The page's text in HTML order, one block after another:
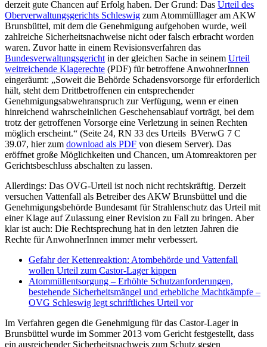
derzeit gute Chancen auf Erfolg haben. Der Grund: Das Urteil des
Oberverwaltungsgerichts Schleswig zum Atommülllager am AKW
Brunsbüttel, mit dem die Genehmigung aufgehoben wurde, weil
zahlreiche Sicherheitsnachweise nicht oder falsch erbracht worden
waren. Zuvor hatte in einem Revisionsverfahren das
Bundesverwaltungsgericht in der gleichen Sache in seinem Urteil
weitreichende Klagerechte (PDF) für betroffene AnwohnerInnen
eingeräumt: „Soweit die Behörde Schadensvorsorge für erforderlich
hält, steht dem Drittbetroffenen ein entsprechender
Genehmigungsabwehranspruch zur Verfügung, wenn er einen
hinreichend wahrscheinlichen Geschehensablauf vorträgt, bei dem
trotz der getroffenen Vorsorge eine Verletzung in seinen Rechten
möglich erscheint.“ (Seite 24, RN 33 des Urteils BVerwG 7 C
39.07, hier zum download als PDF von diesem Server). Das
eröffnet große Möglichkeiten und Chancen, um Atomreaktoren per
Gerichtsbeschluss abschalten zu lassen.
Allerdings: Das OVG-Urteil ist noch nicht rechtskräftig. Derzeit
versuchen Vattenfall als Betreiber des AKW Brunsbüttel und die
Genehmigungsbehörde Bundesamt für Strahlenschutz das Urteil mit
einer Klage auf Zulassung einer Revision zu Fall zu bringen. Aber
klar ist auch: Die Rechtsprechung hat in den letzten Jahren die
Rechte für AnwohnerInnen immer mehr verbessert.
Gefahr der Kettenreaktion: Atombehörde und Vattenfall
wollen Urteil zum Castor-Lager kippen
Atommüllentsorgung – Erhöhte Schutzanforderungen,
bestehende Sicherheitsmängel und erhebliche Machtkämpfe –
OVG Schleswig legt schriftliches Urteil vor
Im Verfahren gegen die Genehmigung für das Castor-Lager in
Brunsbüttel wurde im Sommer 2013 vom Gericht festgestellt, dass
ein ausreichender Sicherheitsnachweis zum Schutz gegen